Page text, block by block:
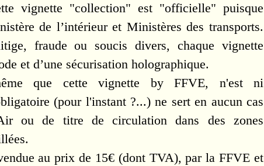
vignette "collection" est "officielle" puisque
de l’intérieur et Ministères des transports.
fraude ou soucis divers, chaque vignette
et d’une sécurisation holographique.
que cette vignette by FFVE, n'est ni
(pour l'instant ?...) ne sert en aucun cas
ou de titre de circulation dans des zones
au prix de 15€ (dont TVA), par la FFVE et